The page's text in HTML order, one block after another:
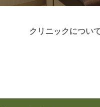
クリニックについ